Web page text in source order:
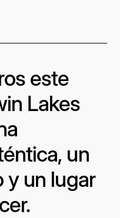
este
Lakes
un
y un lugar